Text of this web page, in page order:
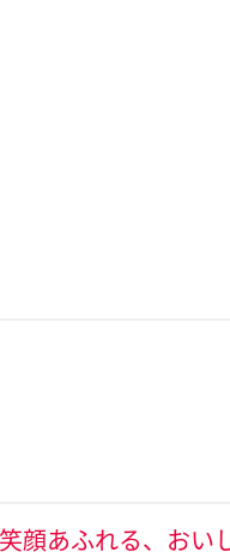
笑顔あふれる、おい